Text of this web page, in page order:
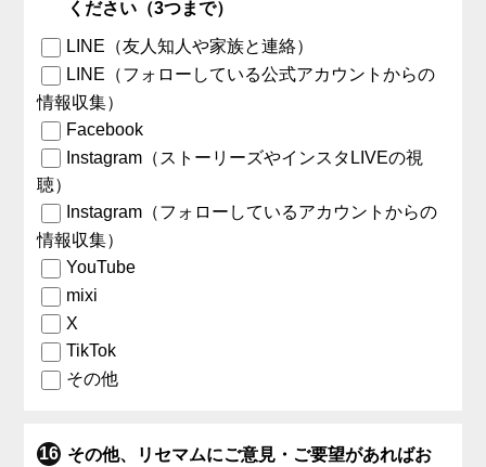
ください（3つまで）
LINE（友人知人や家族と連絡）
LINE（フォローしている公式アカウントからの
情報収集）
Facebook
Instagram（ストーリーズやインスタLIVEの視
聴）
Instagram（フォローしているアカウントからの
情報収集）
YouTube
mixi
X
TikTok
その他
その他、リセマムにご意見・ご要望があればお